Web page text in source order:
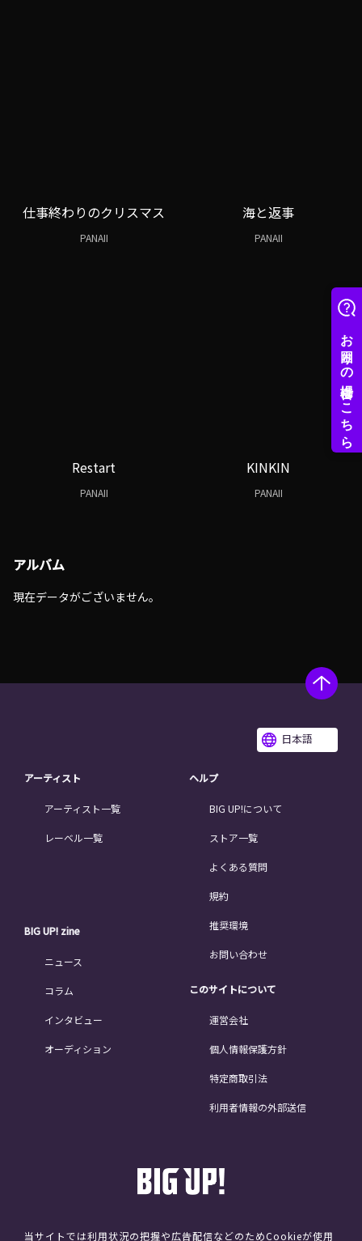
仕事終わりのクリスマス
PANAII
海と返事
PANAII
Restart
PANAII
KINKIN
PANAII
アルバム
現在データがございません。
日本語
アーティスト
アーティスト一覧
レーベル一覧
BIG UP! zine
ニュース
コラム
インタビュー
オーディション
ヘルプ
BIG UP!について
ストア一覧
よくある質問
規約
推奨環境
お問い合わせ
このサイトについて
運営会社
個人情報保護方針
特定商取引法
利用者情報の外部送信
当サイトでは利用状況の把握や広告配信などのためCookieが使用